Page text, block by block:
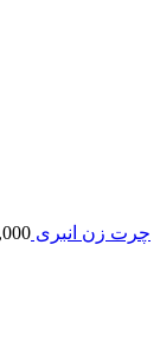
چرت زن انبری